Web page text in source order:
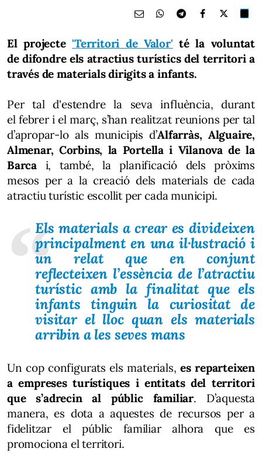
El projecte'Territori de Valor' té la voluntat
de difondre els atractius turístics del territori a
través de materials dirigits a infants.
Per tal d'estendre la seva influència, durant
el febrer i el març, s’han realitzat reunions per tal
d’apropar-lo als municipis d’Alfarràs, Alguaire,
Almenar, Corbins, la Portella i Vilanova de la
Barca i, també, la planificació dels pròxims
mesos per a la creació dels materials de cada
atractiu turístic escollit per cada municipi.
Els materials a crear es divideixen
principalment en una il·lustració i
un relat que en conjunt
reflecteixen l’essència de l’atractiu
turístic amb la finalitat que els
infants tinguin la curiositat de
visitar el lloc quan els materials
arribin a les seves mans
Un cop configurats els materials, es reparteixen
a empreses turístiques i entitats del territori
que s’adrecin al públic familiar. D’aquesta
manera, es dota a aquestes de recursos per a
fidelitzar el públic familiar alhora que es
promociona el territori.